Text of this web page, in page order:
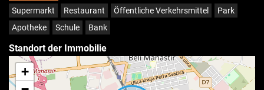
Supermarkt Restaurant Öffentliche Verkehrsmittel
Park
Apotheke
Schule Bank
Standort der Immobilie
+